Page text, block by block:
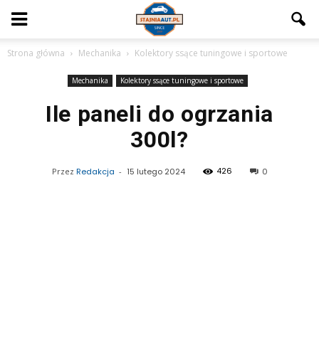
Strona główna Mechanika Kolektory ssące tuningowe i sportowe
Mechanika Kolektory ssące tuningowe i sportowe
Ile paneli do ogrzania
300l?
Przez Redakcja - 15 lutego 2024 426 0